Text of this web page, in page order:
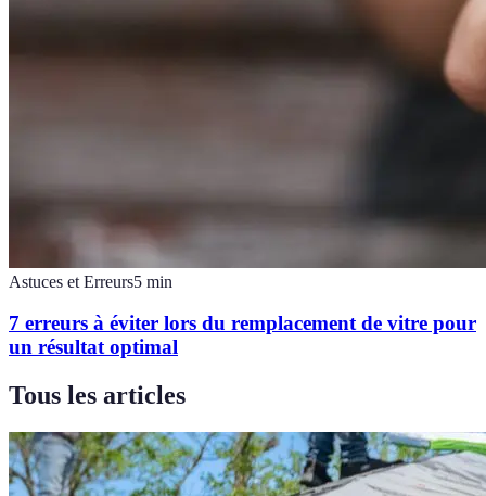
Astuces et Erreurs5 min
7 erreurs à éviter lors du remplacement de vitre pour
un résultat optimal
Tous les articles